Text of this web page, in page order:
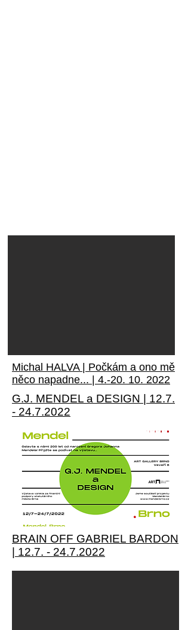
Michal HALVA | Počkám a ono mě
něco napadne... | 4.-20. 10. 2022
G.J. MENDEL a DESIGN | 12.7.
- 24.7.2022
BRAIN OFF GABRIEL BARDON
12.7. - 24.7.2022